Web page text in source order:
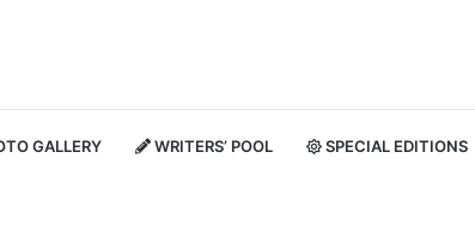
GALLERY WRITERS’ POOL SPECIAL EDITIONS